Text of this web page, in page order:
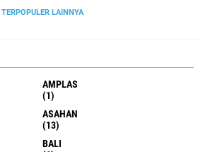
TERPOPULER LAINNYA
AMPLAS
(1)
ASAHAN
(13)
BALI